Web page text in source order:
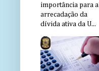
importância para a
arrecadação da
dívida ativa da U...